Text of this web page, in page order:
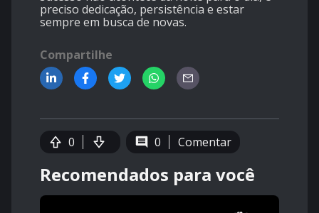
preciso dedicação, persistência e estar
sempre em busca de novas.
Compartilhe
0 0 Comentar
Recomendados para você